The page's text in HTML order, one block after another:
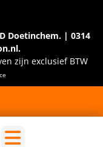
Doetinchem. | 0314
zijn exclusief BTW